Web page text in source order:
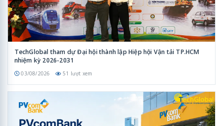
TechGlobal tham dự Đại hội thành lập Hiệp hội Vận tải TP.HCM
nhiệm kỳ 2026-2031
03/08/2026 51 lượt xem